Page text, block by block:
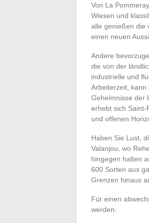
Von La
Wiesen und
alle genießen die
einen neuen
Andere
die von der
industrielle und
Arbeiterzeit,
Geheimnisse der
erhebt sich Saint-
und offenen
Haben Sie Lust,
Valanjou, wo
hingegen halten
600 Sorten aus
Grenzen hinaus
Für einen
werden: